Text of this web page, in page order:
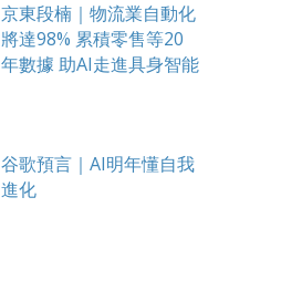
京東段楠｜物流業自動化
將達98% 累積零售等20
年數據 助AI走進具身智能
谷歌預言｜AI明年懂自我
進化